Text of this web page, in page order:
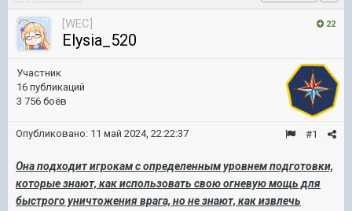
22
[WEC]
Elysia_520
Участник
16 публикаций
3 756 боёв
#1
Опубликовано: 11 май 2024, 22:22:37
Она подходит игрокам с определенным уровнем подготовки,
которые знают, как использовать свою огневую мощь для
быстрого уничтожения врага, но не знают, как извлечь